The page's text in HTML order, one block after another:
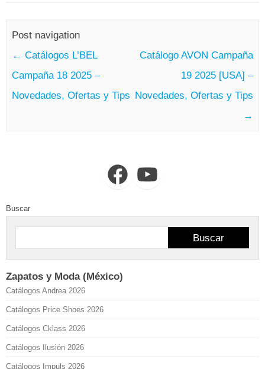
Post navigation
← Catálogos L’BEL
Campaña 18 2025 –
Novedades, Ofertas y Tips
Catálogo AVON Campaña
19 2025 [USA] –
Novedades, Ofertas y Tips
→
FacebookYouTube
Buscar
Buscar
Zapatos y Moda (México)
Catálogos Andrea 2026
Catálogos Price Shoes 2026
Catálogos Cklass 2026
Catálogos Ilusión 2026
Catálogos Impuls 2026